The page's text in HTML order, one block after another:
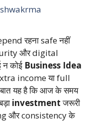
रहना safe नहीं
और digital
न कोई Business Idea
income या full
यह है कि आज के समय
investmentजरूरी
और consistency के